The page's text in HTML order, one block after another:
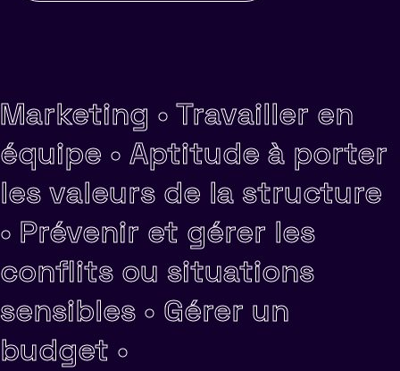
Marketing • Travailler en
équipe • Aptitude à porter
les valeurs de la structure
• Prévenir et gérer les
conflits ou situations
sensibles • Gérer un
budget •